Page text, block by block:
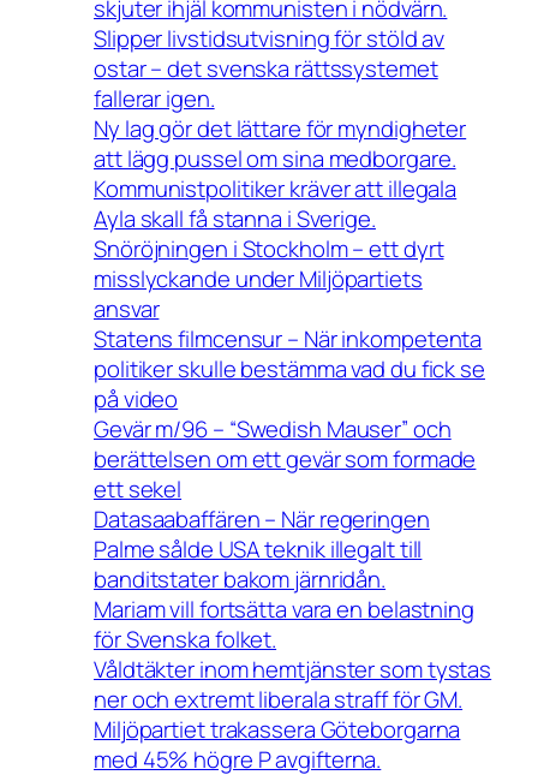
skjuter ihjäl kommunisten i nödvärn.
Slipper livstidsutvisning för stöld av
ostar – det svenska rättssystemet
fallerar igen.
Ny lag gör det lättare för myndigheter
att lägg pussel om sina medborgare.
Kommunistpolitiker kräver att illegala
Ayla skall få stanna i Sverige.
Snöröjningen i Stockholm – ett dyrt
misslyckande under Miljöpartiets
ansvar
Statens filmcensur – När inkompetenta
politiker skulle bestämma vad du fick se
på video
Gevär m/96 – “Swedish Mauser” och
berättelsen om ett gevär som formade
ett sekel
Datasaabaffären – När regeringen
Palme sålde USA teknik illegalt till
banditstater bakom järnridån.
Mariam vill fortsätta vara en belastning
för Svenska folket.
Våldtäkter inom hemtjänster som tystas
ner och extremt liberala straff för GM.
Miljöpartiet trakassera Göteborgarna
med 45% högre P avgifterna.